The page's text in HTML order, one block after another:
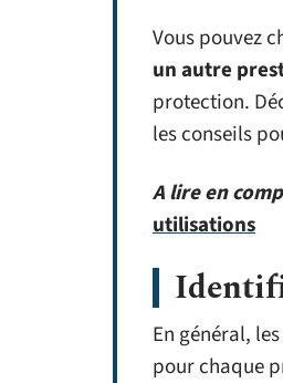
Vous pouvez
un autre
protection.
les conseils
A lire en
utilisations
En général,
pour chaque